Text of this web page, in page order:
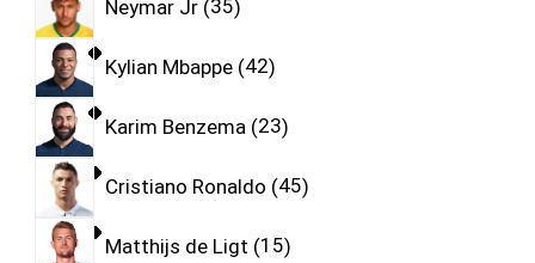
Neymar Jr 35
Kylian Mbappe 42
Karim Benzema 23
Cristiano Ronaldo 45
Matthijs de Ligt 15